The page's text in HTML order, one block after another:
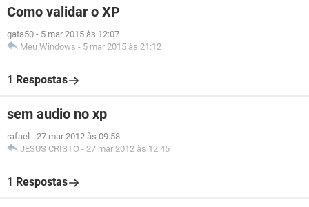
Como validar o XP
gata50 - 5 mar 2015 às 12:07
Meu Windows - 5 mar 2015 às 21:12
1 Respostas
sem audio no xp
rafael - 27 mar 2012 às 09:58
JESUS CRISTO - 27 mar 2012 às 12:45
1 Respostas